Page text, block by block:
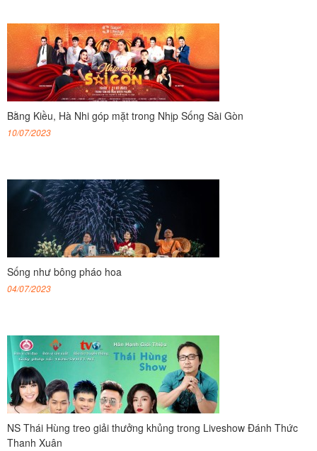
Bằng Kiều, Hà Nhi góp mặt trong Nhịp Sống Sài Gòn
10/07/2023
Sống như bông pháo hoa
04/07/2023
NS Thái Hùng treo giải thưởng khủng trong Liveshow Đánh Thức
Thanh Xuân